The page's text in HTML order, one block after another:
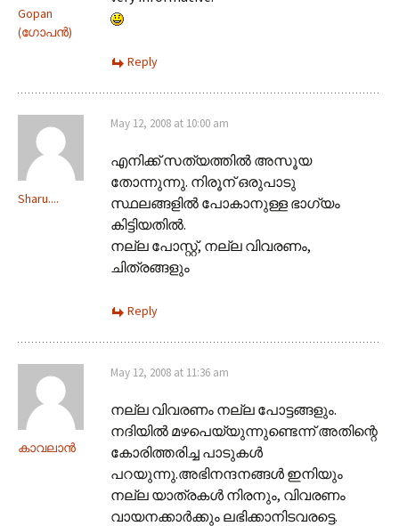
Gopan
(ഗോപന്‍)
Reply
Sharu....
May 12, 2008 at 10:00 am
എനിക്ക് സത്യത്തില്‍ അസൂയ
തോന്നുന്നു. നിരൂന് ഒരുപാടു
സ്ഥലങ്ങളില്‍ പോകാനുള്ള ഭാഗ്യം
കിട്ടിയതില്‍.
നല്ല പോസ്റ്റ്, നല്ല വിവരണം,
ചിത്രങ്ങളും
Reply
കാവലാന്‍
May 12, 2008 at 11:36 am
നല്ല വിവരണം നല്ല പോട്ടങ്ങളും.
നദിയില്‍ മഴപെയ്യുന്നുണ്ടെന്ന് അതിന്റെ
കോരിത്തരിച്ച പാടുകള്‍
പറയുന്നു.അഭിനന്ദനങ്ങള്‍ ഇനിയും
നല്ല യാത്രകള്‍ നിരനും, വിവരണം
വായനക്കാര്‍ക്കും ലഭിക്കാനിടവരട്ടെ.